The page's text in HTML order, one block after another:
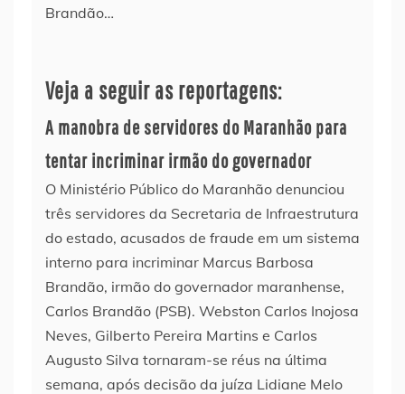
Veja a seguir as reportagens:
A manobra de servidores do Maranhão para
tentar incriminar irmão do governador
O Ministério Público do Maranhão denunciou
três servidores da Secretaria de Infraestrutura
do estado, acusados de fraude em um sistema
interno para incriminar Marcus Barbosa
Brandão, irmão do governador maranhense,
Carlos Brandão (PSB). Webston Carlos Inojosa
Neves, Gilberto Pereira Martins e Carlos
Augusto Silva tornaram-se réus na última
semana, após decisão da juíza Lidiane Melo